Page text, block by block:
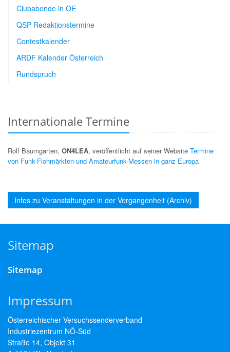
Clubabende in OE
QSP Redaktionstermine
Contestkalender
ARDF Kalender Österreich
Rundspruch
Internationale Termine
Rolf Baumgarten, ON4LEA, veröffentlicht auf seiner Website Termine
von Funk-Flohmärkten und Amateurfunk-Messen in ganz Europa
Infos zu Veranstaltungen in der Vergangenheit (Archiv)
Sitemap
Sitemap
Impressum
Österreichischer Versuchssenderverband
Industriezentrum NÖ-Süd
Straße 14, Objekt 31